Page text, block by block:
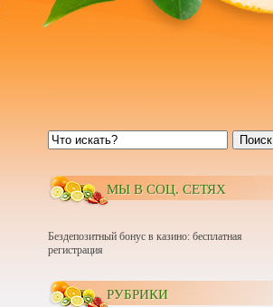
Поиск
МЫ В СОЦ. СЕТЯХ
Бездепозитный бонус в казино: бесплатная
регистрация
РУБРИКИ